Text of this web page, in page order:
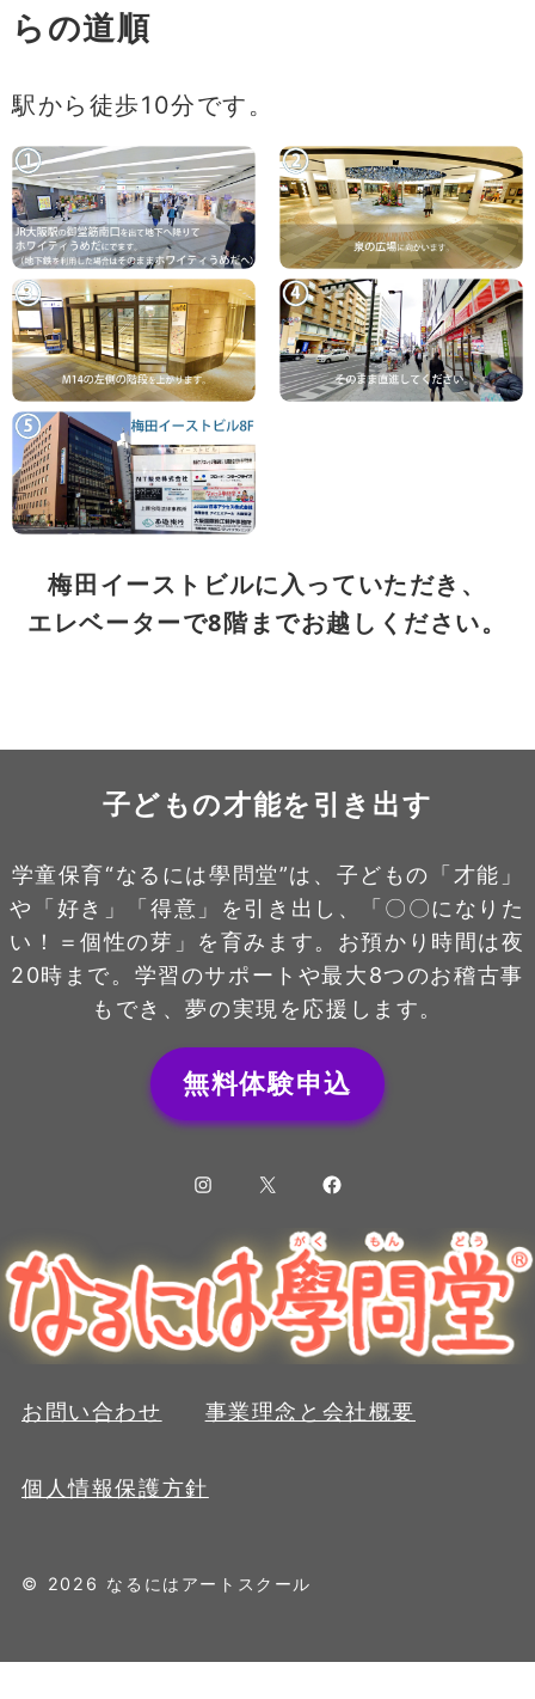
らの道順
駅から徒歩10分です。
梅田イーストビルに入っていただき、
エレベーターで8階までお越しください。
子どもの才能を引き出す
学童保育“なるには學問堂”は、子どもの「才能」
や「好き」「得意」を引き出し、「〇〇になりた
い！＝個性の芽」を育みます。お預かり時間は夜
20時まで。学習のサポートや最大8つのお稽古事
もでき、夢の実現を応援します。
無料体験申込
Instagram
X Facebook
お問い合わせ 事業理念と会社概要
個人情報保護方針
© 2026 なるにはアートスクール